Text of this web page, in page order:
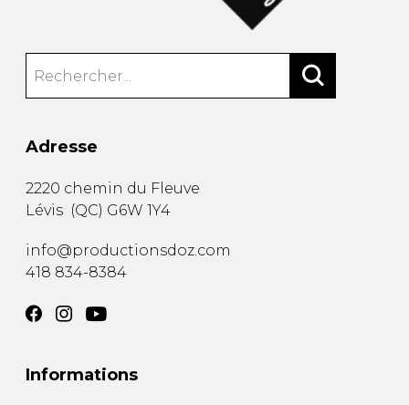
Adresse
2220 chemin du Fleuve
Lévis (QC) G6W 1Y4
info@productionsdoz.com
418 834-8384
Informations